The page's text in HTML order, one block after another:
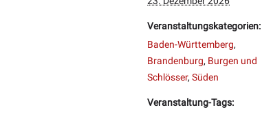
Veranstaltungskategorien:
Baden-Württemberg,
Brandenburg, Burgen und
Schlösser, Süden
Veranstaltung-Tags: